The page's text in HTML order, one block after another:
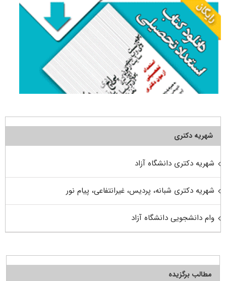
شهریه دکتری
شهریه دکتری دانشگاه آزاد
شهریه دکتری شبانه، پردیس، غیرانتفاعی، پیام نور
وام دانشجویی دانشگاه آزاد
مطالب برگزیده